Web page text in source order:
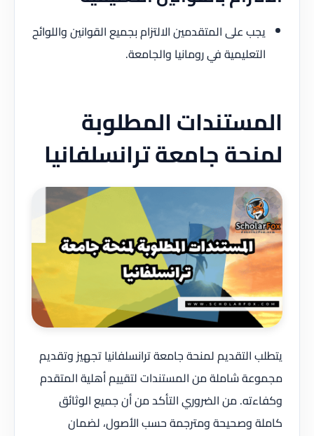
يجب على المتقدمين الالتزام بجميع القوانين واللوائح
التعليمية في رومانيا والجامعة.
المستندات المطلوبة
لمنحة جامعة ترانسلفانيا
يتطلب التقديم لمنحة جامعة ترانسلفانيا تجهيز وتقديم
مجموعة شاملة من المستندات لتقييم أهلية المتقدم
وكفاءته. من الضروري التأكد من أن جميع الوثائق
كاملة وصحيحة ومترجمة حسب الأصول، لضمان